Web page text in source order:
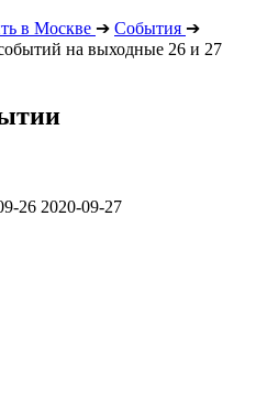
в Москве ➔ События ➔
на выходные 26 и 27
26 2020-09-27